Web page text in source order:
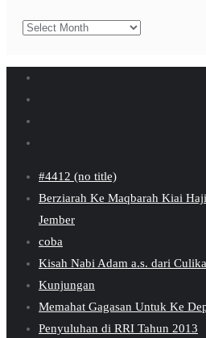
Archives
#4412 (no title)
Berziarah Ke Maqbarah Kiai
Jember
coba
Kisah Nabi Adam a.s. dari
Kunjungan
Memahat Gagasan Untuk Ke
Penyuluhan di RRI Tahun 2013